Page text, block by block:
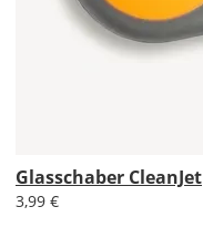
Glasschaber CleanJet
3,99 €